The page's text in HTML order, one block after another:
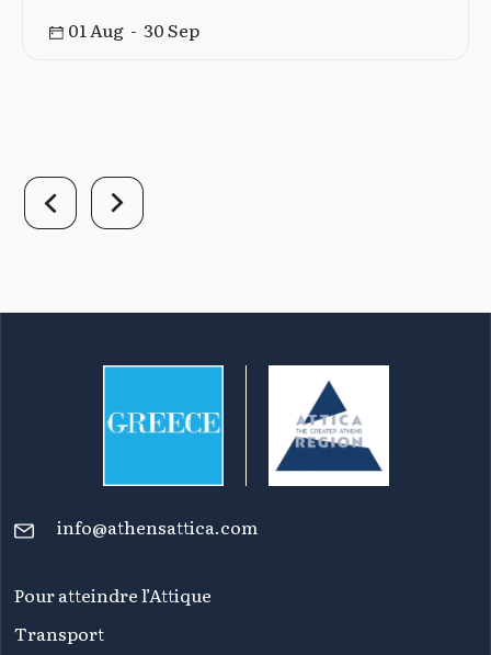
01 Aug - 30 Sep
info@athensattica.com
Pour atteindre l’Attique
Transport